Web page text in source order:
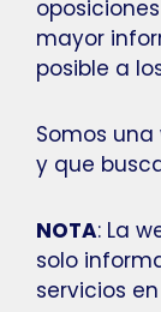
mayor
posible a
Somos
y que
NOTA: La
solo
servicios